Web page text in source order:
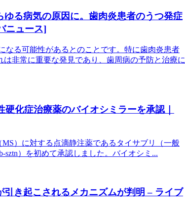
ゆる病気の原因に。歯肉炎患者のうつ発症
ニュース]
なる可能性があるとのことです。特に歯肉炎患者
非常に重要な発見であり、歯周病の予防と治療に
化症治療薬のバイオシミラーを承認｜
）に対する点滴静注薬であるタイサブリ（一般
sztn）を初めて承認しました。バイオシミ...
引き起こされるメカニズムが判明 – ライブ